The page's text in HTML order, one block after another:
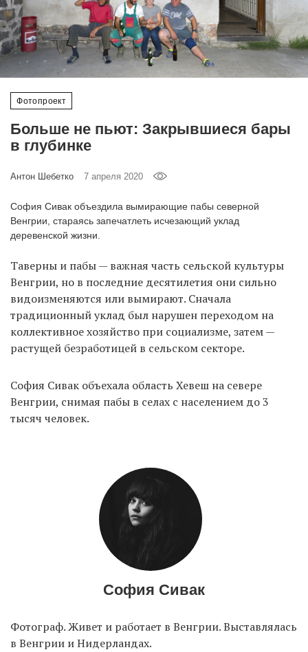
EN
UA
Фотопроект
Больше не пьют: Закрывшиеся бары
в глубинке
Антон Шебетко 7 апреля 2020
София Сивак объездила вымирающие пабы северной
Венгрии, стараясь запечатлеть исчезающий уклад
деревенской жизни.
Таверны и пабы — важная часть сельской культуры
Венгрии, но в последние десятилетия они сильно
видоизменяются или вымирают. Сначала
традиционный уклад был нарушен переходом на
коллективное хозяйство при социализме, затем —
растущей безработицей в сельском секторе.
София Сивак объехала область Хевеш на севере
Венгрии, снимая пабы в селах с населением до 3
тысяч человек.
София Сивак
Фотограф. Живет и работает в Венгрии. Выставлялась
в Венгрии и Нидерландах.